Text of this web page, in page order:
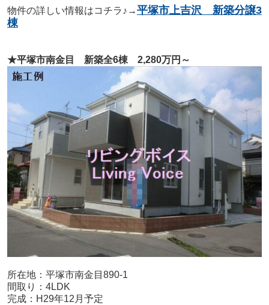
物件の詳しい情報はコチラ♪→平塚市上吉沢 新築分譲3
棟
★平塚市南金目 新築全6棟 2,280万円～
所在地：平塚市南金目890-1
間取り：4LDK
完成：H29年12月予定